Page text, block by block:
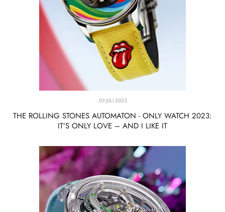
03 JULI 2023
THE ROLLING STONES AUTOMATON - ONLY WATCH 2023:
IT’S ONLY LOVE – AND I LIKE IT